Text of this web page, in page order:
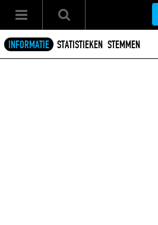
INFORMATIE STATISTIEKEN STEMMEN